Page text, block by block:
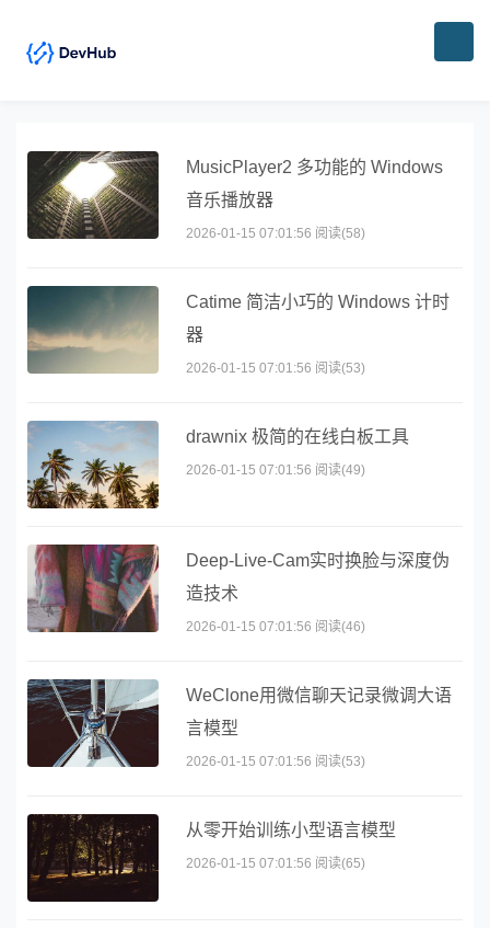
MusicPlayer2 多功能的 Windows
音乐播放器
2026-01-15 07:01:56 阅读(58)
Catime 简洁小巧的 Windows 计时
器
2026-01-15 07:01:56 阅读(53)
drawnix 极简的在线白板工具
2026-01-15 07:01:56 阅读(49)
Deep-Live-Cam实时换脸与深度伪
造技术
2026-01-15 07:01:56 阅读(46)
WeClone用微信聊天记录微调大语
言模型
2026-01-15 07:01:56 阅读(53)
从零开始训练小型语言模型
2026-01-15 07:01:56 阅读(65)